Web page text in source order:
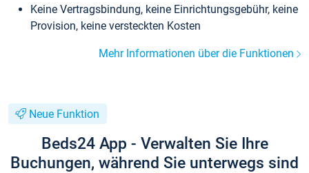
Keine Vertragsbindung, keine Einrichtungsgebühr, keine
Provision, keine versteckten Kosten
Mehr Informationen über die Funktionen
Neue Funktion
Beds24 App - Verwalten Sie Ihre
Buchungen, während Sie unterwegs sind